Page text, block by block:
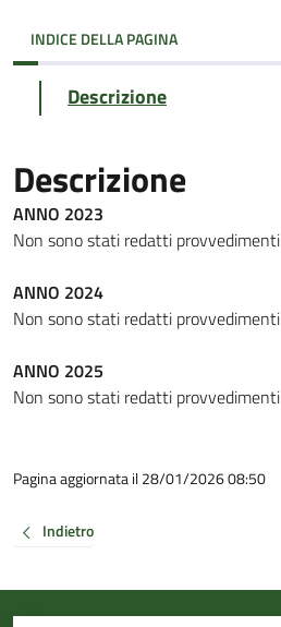
INDICE DELLA PAGINA
Descrizione
Descrizione
ANNO 2023
Non sono stati redatti provvedimenti
ANNO 2024
Non sono stati redatti provvedimenti
ANNO 2025
Non sono stati redatti provvedimenti
Pagina aggiornata il 28/01/2026 08:50
Indietro